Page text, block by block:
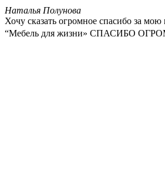
Наталья Полунова
Хочу сказать огромное спасибо за
“Мебель для жизни» СПАСИБО